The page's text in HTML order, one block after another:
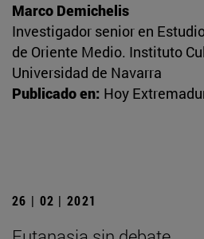
Marco Demichelis
Investigador senior en
de Oriente Medio. Instituto
Universidad de Navarra
Publicado en: Hoy
26 | 02 | 2021